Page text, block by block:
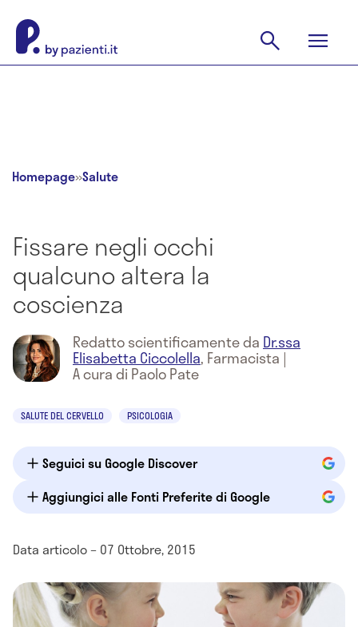
Homepage»Salute
Fissare negli occhi
qualcuno altera la
coscienza
Redatto scientificamente da Dr.ssa
Elisabetta Ciccolella, Farmacista |
A cura di Paolo Pate
SALUTE DEL CERVELLO PSICOLOGIA
Seguici su Google Discover
Aggiungici alle Fonti Preferite di Google
Data articolo – 07 Ottobre, 2015